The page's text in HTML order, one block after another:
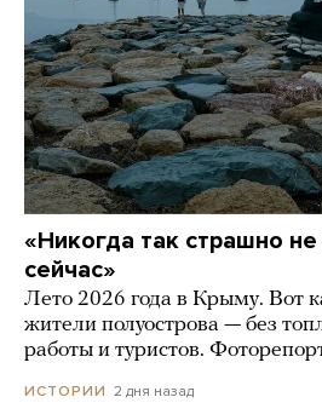
«Никогда так страшно
сейчас»
Лето 2026 года в Крыму. Вот
жители полуострова — без
работы и туристов.
ИСТОРИИ 2 дня назад